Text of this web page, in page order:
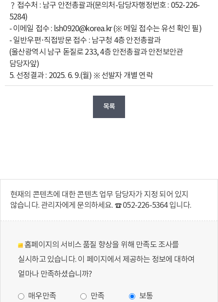
？ 접수처 : 남구 안전총괄과(문의처-담당자행정번호 : 052-226-
5284)
- 이메일 접수 : lsh0920@korea.kr (※ 메일 접수는 유선 확인 필)
- 일반우편·직접방문 접수 : 남구청 4층 안전총괄과
(울산광역시 남구 돋질로 233, 4층 안전총괄과 안전보안관
담당자앞)
5. 선정결과 : 2025. 6. 9.(월) ※ 선발자 개별 연락
목록
현재의 콘텐츠에 대한 콘텐츠 업무 담당자가 지정 되어 있지
않습니다. 관리자에게 문의하세요. ☎ 052-226-5364 입니다.
홈페이지의 서비스 품질 향상을 위해 만족도 조사를
실시하고 있습니다. 이 페이지에서 제공하는 정보에 대하여
얼마나 만족하셨습니까?
매우만족 만족 보통